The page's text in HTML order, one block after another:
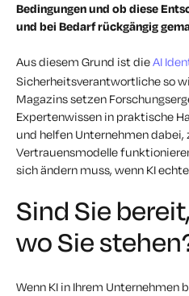
Bedingungen und ob diese
und bei Bedarf rückgängig
Aus diesem Grund ist dieAI
Sicherheitsverantwortliche so
Magazins setzen
Expertenwissen in praktische
und helfen Unternehmen dabei,
Vertrauensmodelle
sich ändern muss, wenn KI
Sind Sie
wo Sie
Wenn KI in Ihrem Unternehmen